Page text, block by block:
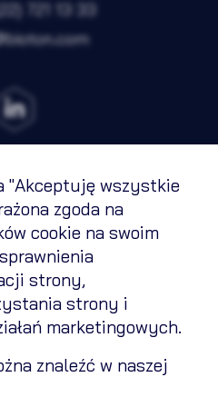
"Akceptuję wszystkie
zgoda na
cookie na swoim
strony,
strony i
marketingowych.
znaleźć w naszej
721 13 33
cookies
cookies